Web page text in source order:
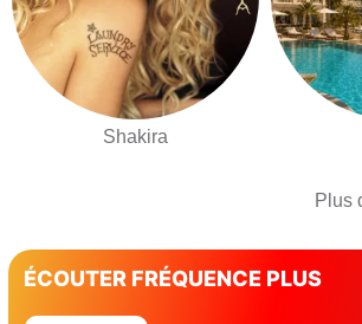
Shakira
Plus
ÉCOUTER FRÉQUENCE PLUS